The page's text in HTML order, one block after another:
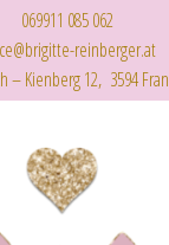
069911 085 062
reinberger.at
– Kienberg 12, 3594